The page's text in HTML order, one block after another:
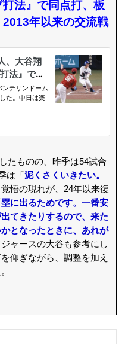
法』で同点打、板
年以来の交流戦
たものの、昨季は54試合
は「泥くさくいきたい。
悟の現れが、24年以来復
塁に出るためです。一番安
てきたりするので、来た
となったときに、あれが
ジャースの大谷も参考にし
仰ぎながら、調整を加え